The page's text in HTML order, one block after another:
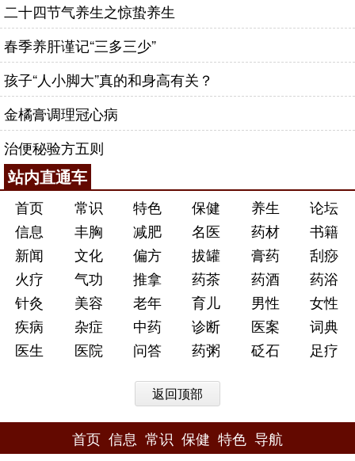
二十四节气养生之惊蛰养生
春季养肝谨记“三多三少”
孩子“人小脚大”真的和身高有关？
金橘膏调理冠心病
治便秘验方五则
站内直通车
首页 常识 特色 保健 养生
论坛
信息
丰胸 减肥 名医 药材
书籍
新闻
文化 偏方 拔罐 膏药
刮痧
火疗
气功 推拿 药茶 药酒
药浴
针灸
美容 老年 育儿 男性
女性
疾病
杂症 中药 诊断 医案
词典
医生
医院 问答 药粥 砭石 足疗
返回顶部
首页 信息 常识 保健 特色 导航